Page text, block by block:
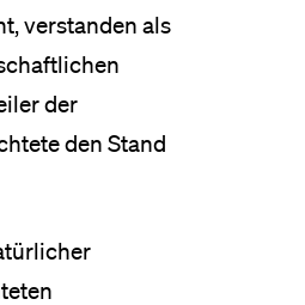
verstanden als
der
den Stand